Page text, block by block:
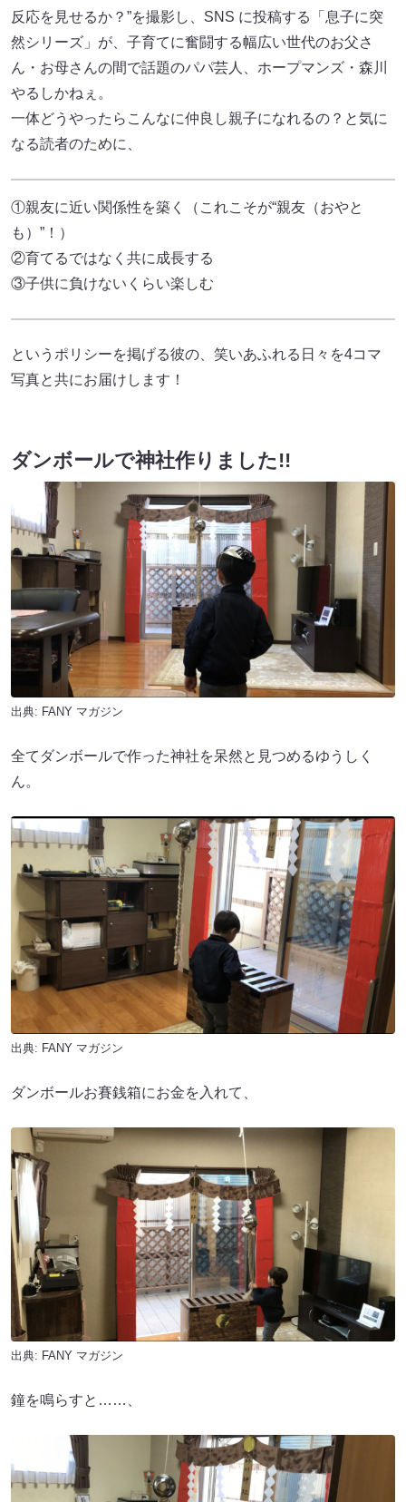
反応を見せるか？”を撮影し、SNS に投稿する「息子に突
然シリーズ」が、子育てに奮闘する幅広い世代のお父さ
ん・お母さんの間で話題のパパ芸人、ホープマンズ・森川
やるしかねぇ。
一体どうやったらこんなに仲良し親子になれるの？と気に
なる読者のために、
①親友に近い関係性を築く（これこそが“親友（おやと
も）”！）
②育てるではなく共に成長する
③子供に負けないくらい楽しむ
というポリシーを掲げる彼の、笑いあふれる日々を4コマ
写真と共にお届けします！
ダンボールで神社作りました!!
出典: FANY マガジン
全てダンボールで作った神社を呆然と見つめるゆうしく
ん。
出典: FANY マガジン
ダンボールお賽銭箱にお金を入れて、
出典: FANY マガジン
鐘を鳴らすと……、